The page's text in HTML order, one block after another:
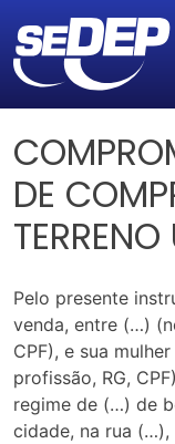
DE
Pelo presente
venda, entre (…)
CPF), e sua
profissão, RG,
regime de (…) de
cidade, na rua